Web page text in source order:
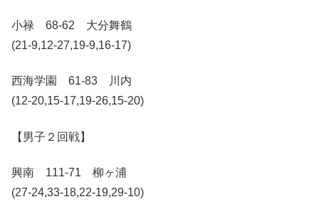
小禄 68-62 大分舞鶴
(21-9,12-27,19-9,16-17)
西海学園 61-83 川内
(12-20,15-17,19-26,15-20)
【男子２回戦】
興南 111-71 柳ヶ浦
(27-24,33-18,22-19,29-10)